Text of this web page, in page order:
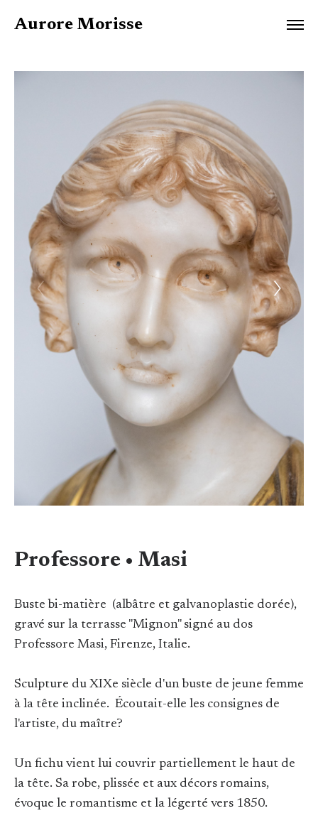
Aurore Morisse
Professore • Masi
Buste bi-matière (albâtre et galvanoplastie dorée),
gravé sur la terrasse "Mignon" signé au dos
Professore Masi, Firenze, Italie.
Sculpture du XIXe siècle d'un buste de jeune femme
à la tête inclinée. Écoutait-elle les consignes de
l'artiste, du maître?
Un fichu vient lui couvrir partiellement le haut de
la tête. Sa robe, plissée et aux décors romains,
évoque le romantisme et la légerté vers 1850.